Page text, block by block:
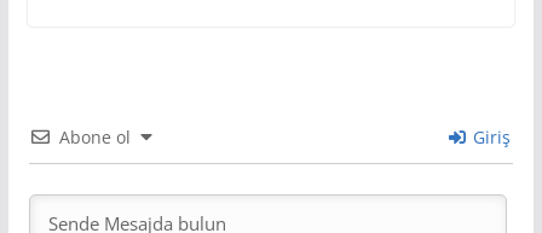
Abone ol Giriş